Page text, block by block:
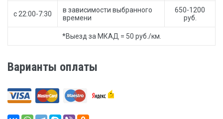
с 22:00-7:30
в зависимости выбранного
времени
650-1200
руб.
*Выезд за МКАД = 50 руб./км.
Варианты оплаты